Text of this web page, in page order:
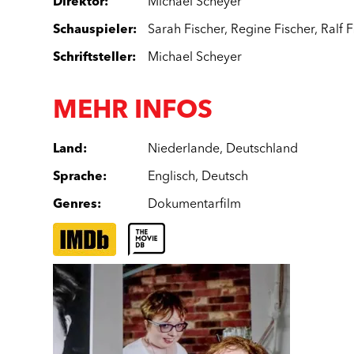
Schauspieler: Sarah Fischer, Regine Fischer, Ralf
Schriftsteller: Michael Scheyer
MEHR INFOS
Land : Niederlande, Deutschland
Sprache: Englisch, Deutsch
Genres: Dokumentarfilm